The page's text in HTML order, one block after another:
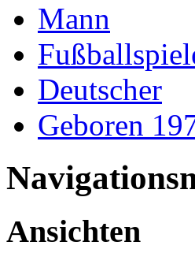
Mann
Deutscher
Geboren
Ansichten